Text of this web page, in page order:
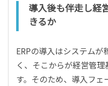
導入後も伴走し経
きるか
ERPの導入はシステム
く、そこからが経営管
す。そのため、導入フ